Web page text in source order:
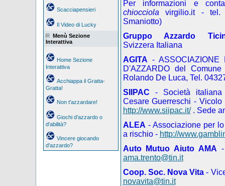
Scacciapensieri
Il Video di Lucky
Menù Sezione
Interattiva
Home Sezione
Interattiva
Acchiappa il Gratta-
Gratta!
Non t'azzardare!
Giochi d'azzardo o
d'abilità?
Vincere giocando
d'azzardo?
Per informazioni e
chiocciola virgilio.it
- tel.
Smaniotto)
Gruppo Azzardo
Svizzera Italiana
AGITA - ASSOCIAZIONE
D'AZZARDO del
Rolando De Luca, Tel.
SIIPAC - Società italiana
Cesare Guerreschi -
http://www.siipac.it/. Sede
ALEA - Associazione per
a rischio - http://
Auto Mutuo Aiuto AMA
ama.trento@tin.it
Coop. Soc. Nova Vita-
novavita@tin.it